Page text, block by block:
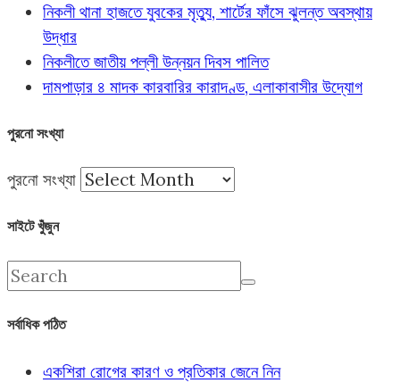
নিকলী থানা হাজতে যুবকের মৃত্যু, শার্টের ফাঁসে ঝুলন্ত অবস্থায়
উদ্ধার
নিকলীতে জাতীয় পল্লী উন্নয়ন দিবস পালিত
দামপাড়ার ৪ মাদক কারবারির কারাদণ্ড, এলাকাবাসীর উদ্যোগ
পুরনো সংখ্যা
পুরনো সংখ্যা
সাইটে খুঁজুন
সর্বাধিক পঠিত
একশিরা রোগের কারণ ও প্রতিকার জেনে নিন